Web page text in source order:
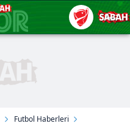
Futbol Haberleri